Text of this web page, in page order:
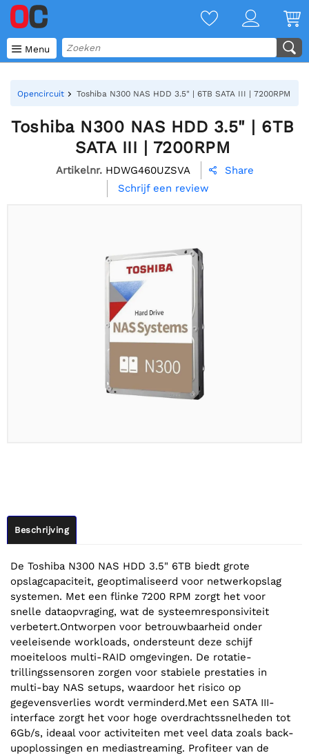
 Menu
Opencircuit Toshiba N300 NAS HDD 3.5" | 6TB SATA III | 7200RPM
Toshiba N300 NAS HDD 3.5" | 6TB
SATA III | 7200RPM
Artikelnr. HDWG460UZSVA 
Share
Schrijf een review
Beschrijving
De Toshiba N300 NAS HDD 3.5" 6TB biedt grote
opslagcapaciteit, geoptimaliseerd voor netwerkopslag
systemen. Met een flinke 7200 RPM zorgt het voor
snelle dataopvraging, wat de systeemresponsiviteit
verbetert.Ontworpen voor betrouwbaarheid onder
veeleisende workloads, ondersteunt deze schijf
moeiteloos multi-RAID omgevingen. De rotatie-
trillingssensoren zorgen voor stabiele prestaties in
multi-bay NAS setups, waardoor het risico op
gegevensverlies wordt verminderd.Met een SATA III-
interface zorgt het voor hoge overdrachtssnelheden tot
6Gb/s, ideaal voor activiteiten met veel data zoals back-
upoplossingen en mediastreaming. Profiteer van de